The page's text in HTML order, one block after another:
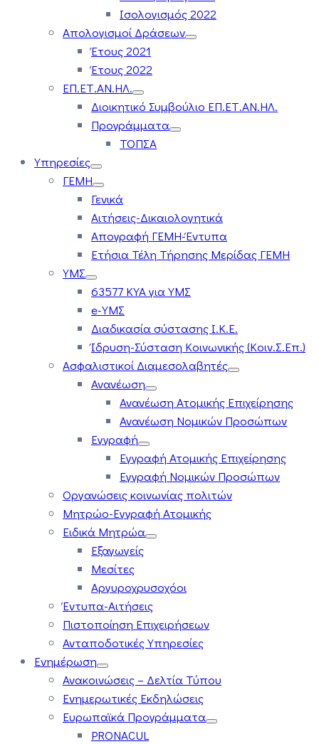
Ισολογισμός 2022
Απολογισμοί Δράσεων
Έτους 2021
Έτους 2022
ΕΠ.ΕΤ.ΑΝ.ΗΛ.
Διοικητικό Συμβούλιο ΕΠ.ΕΤ.ΑΝ.ΗΛ.
Προγράμματα
ΤΟΠΣΑ
Υπηρεσίες
ΓΕΜΗ
Γενικά
Αιτήσεις-Δικαιολογητικά
Απογραφή ΓΕΜΗ-Έντυπα
Ετήσια Τέλη Τήρησης Μερίδας ΓΕΜΗ
ΥΜΣ
63577 ΚΥΑ για ΥΜΣ
e-ΥΜΣ
Διαδικασία σύστασης Ι.Κ.Ε.
Ίδρυση-Σύσταση Κοινωνικής (Κοιν.Σ.Επ.)
Ασφαλιστικοί Διαμεσολαβητές
Ανανέωση
Ανανέωση Ατομικής Επιχείρησης
Ανανέωση Νομικών Προσώπων
Εγγραφή
Εγγραφή Ατομικής Επιχείρησης
Εγγραφή Νομικών Προσώπων
Οργανώσεις κοινωνίας πολιτών
Μητρώο-Εγγραφή Ατομικής
Ειδικά Μητρώα
Εξαγωγείς
Μεσίτες
Αργυροχρυσοχόοι
Έντυπα-Αιτήσεις
Πιστοποίηση Επιχειρήσεων
Ανταποδοτικές Υπηρεσίες
Ενημέρωση
Ανακοινώσεις – Δελτία Τύπου
Ενημερωτικές Εκδηλώσεις
Ευρωπαϊκά Προγράμματα
PRONACUL